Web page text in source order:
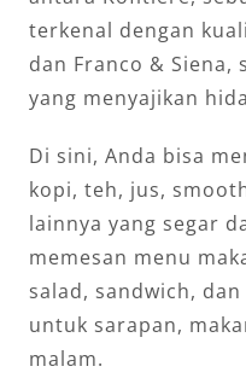
terkenal dengan
dan Franco &
yang menyajikan
Di sini, Anda bisa
kopi, teh, jus,
lainnya yang segar
memesan menu
salad, sandwich,
untuk sarapan,
malam.